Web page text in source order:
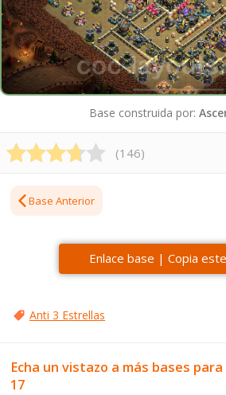
Base construida por:
(146)
Base Anterior
Enlace base | Copia
Anti 3 Estrellas
Echa un vistazo a más bases
17